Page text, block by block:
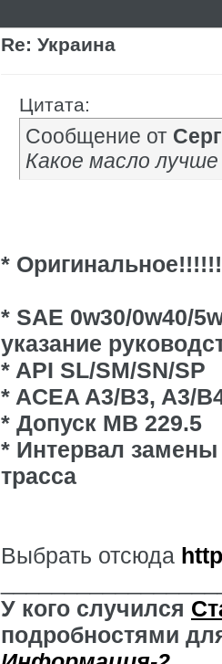
Re: Украина
Цитата:
Сообщение от
Какое масло
*
* SAE 0w30/0w40/
указание
* API SL/SM/SN/SP
* ACEA A3/B3, A3/
* Допуск MB 229.5
* Интервал замены
трасса
Выбрать отсюда
У кого случился
подробностями